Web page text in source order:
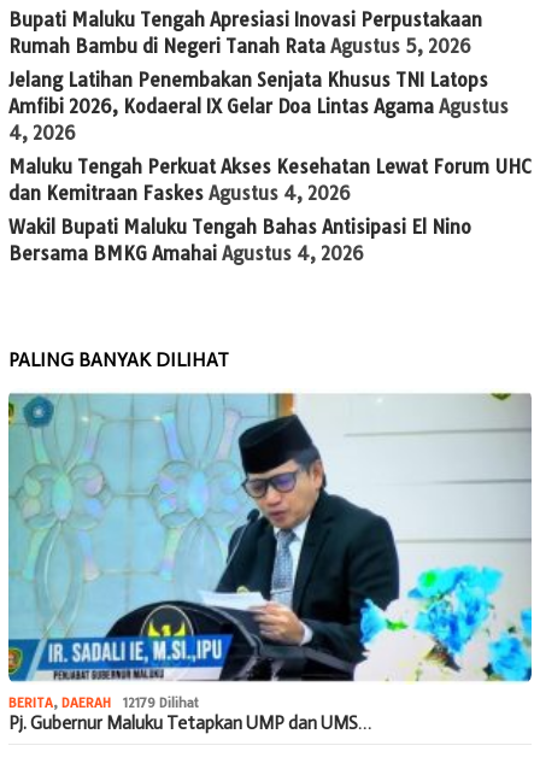
Bupati Maluku Tengah Apresiasi Inovasi Perpustakaan
Rumah Bambu di Negeri Tanah Rata Agustus 5, 2026
Jelang Latihan Penembakan Senjata Khusus TNI Latops
Amfibi 2026, Kodaeral IX Gelar Doa Lintas Agama Agustus
4, 2026
Maluku Tengah Perkuat Akses Kesehatan Lewat Forum UHC
dan Kemitraan Faskes Agustus 4, 2026
Wakil Bupati Maluku Tengah Bahas Antisipasi El Nino
Bersama BMKG Amahai Agustus 4, 2026
PALING BANYAK DILIHAT
BERITA, DAERAH 12179 Dilihat
Pj. Gubernur Maluku Tetapkan UMP dan UMS…